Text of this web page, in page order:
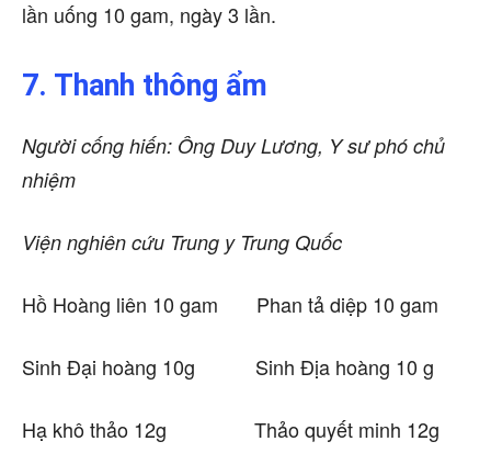
lần uống 10 gam, ngày 3 lần.
7. Thanh thông ẩm
Người cống hiến: Ông Duy Lương, Y sư phó chủ
nhiệm
Viện nghiên cứu Trung y Trung Quốc
Hồ Hoàng liên 10 gam Phan tả diệp 10 gam
Sinh Đại hoàng 10g Sinh Địa hoàng 10 g
Hạ khô thảo 12g Thảo quyết minh 12g